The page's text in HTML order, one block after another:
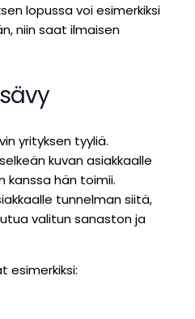
lopussa voi esimerkiksi
niin saat ilmaisen
yrityksen tyyliä.
kuvan asiakkaalle
kanssa hän toimii.
tunnelman siitä,
valitun sanaston ja
esimerkiksi: